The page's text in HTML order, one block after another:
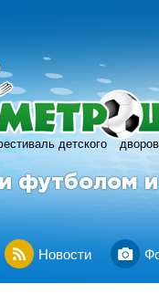
детского
футболом
Новости